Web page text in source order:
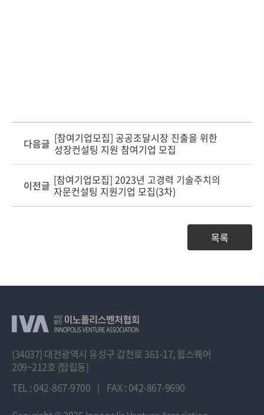
다음글 [참여기업모집] 공공조달시장 진출을 위한
성장컨설팅 지원 참여기업 모집
이전글 [참여기업모집] 2023년 고경력 기술주치의
자문컨설팅 지원기업 모집(3차)
목록
(34037) 대전광역시 유성구 갑천로 361-17, 윕스퀘어
209~212호 (탑립동)
TEL : 042-867-9700 | FAX : 042-867-9690